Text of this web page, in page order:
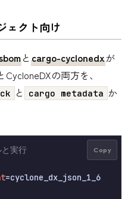
クト向け
と cargo-cyclonedxが
の両方を、
と cargo metadata か
実行
=cyclone_dx_json_1_6
Copy